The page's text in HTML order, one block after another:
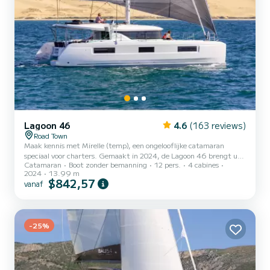
Lagoon 46 4.6 (163 reviews)
Road Town
Maak kennis met Mirelle (temp), een ongelooflijke catamaran
speciaal voor charters. Gemaakt in 2024, de Lagoon 46 brengt u
naar de mooiste ankerplaatsen in . U gaat een uitzonderlijke cruise
maken op deze catamaran van 14 meter. U kunt maximaal 12
passagiers ontvangen tijdens het varen en profiteren van de 4
Automatische piloot, Watermaker, Buitenkoelkast, Bluetooth-
verbindin...
Catamaran Boot zonder bemanning 12 pers.
4 cabines
2024
13.99 m
vanaf $842,57
-25%